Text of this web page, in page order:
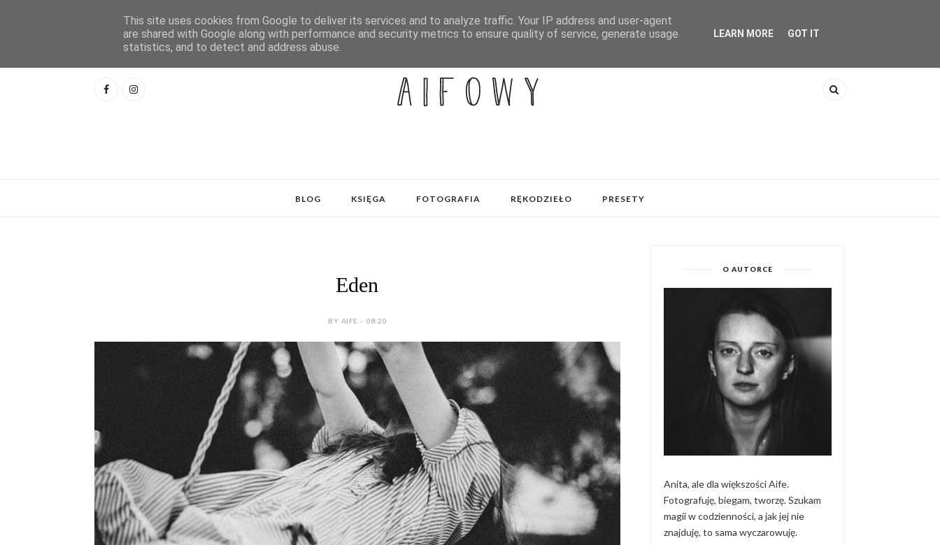
BLOG KSIĘGA FOTOGRAFIA RĘKODZIEŁO PRESETY
Eden
BY AIFE - 08:20
O AUTORCE
Anita, ale dla większości Aife.
Fotografuję, biegam, tworzę. Szukam
magii w codzienności, a jak jej nie
znajduję, to sama wyczarowuję.
This site uses cookies from Google to deliver its services and to analyze traffic. Your IP address and user-agent
are shared with Google along with performance and security metrics to ensure quality of service, generate usage
statistics, and to detect and address abuse.
LEARN MORE GOT IT